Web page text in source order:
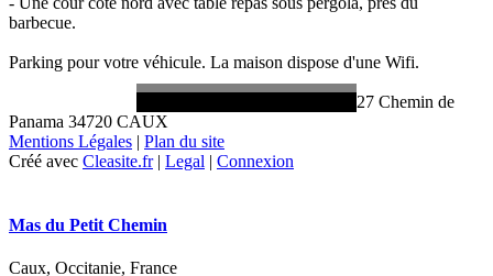
barbecue.
Parking pour votre véhicule. La maison dispose d'une Wifi.
27 Chemin de
Panama 34720 CAUX
Mentions Légales
Plan du site
Créé avec Cleasite.fr| Legal Connexion
Mas du Petit Chemin
Caux, Occitanie, France